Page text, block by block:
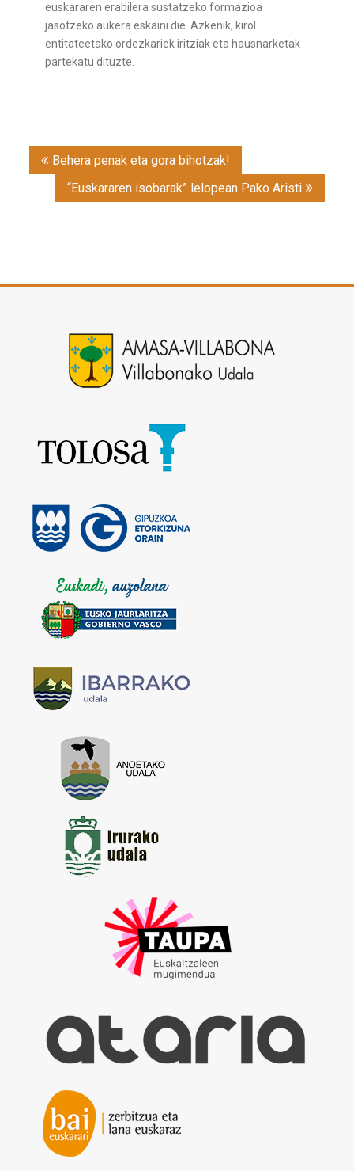
euskararen erabilera sustatzeko formazioa
jasotzeko aukera eskaini die. Azkenik, kirol
entitateetako ordezkariek iritziak eta hausnarketak
partekatu dituzte.
Post
navigation
Behera penak eta gora bihotzak!
“Euskararen isobarak” lelopean Pako Aristi